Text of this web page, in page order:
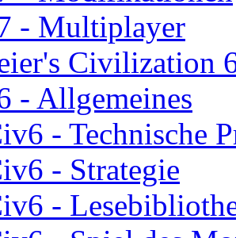
- Multiplayer
Civilization
- Allgemeines
- Technische
- Strategie
-